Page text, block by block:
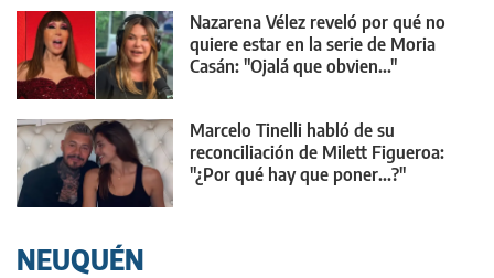
Nazarena Vélez reveló por qué no
quiere estar en la serie de Moria
Casán: "Ojalá que obvien..."
Marcelo Tinelli habló de su
reconciliación de Milett Figueroa:
"¿Por qué hay que poner...?"
NEUQUÉN